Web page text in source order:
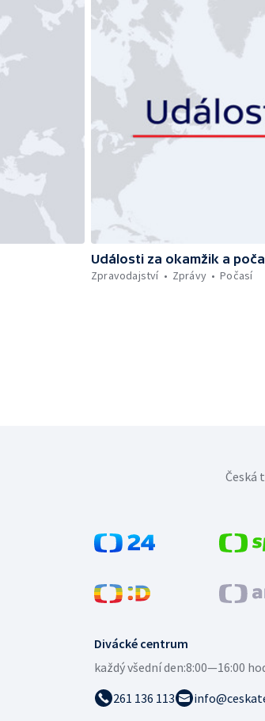
Události za okamžik a
Zpravodajství
Zprávy Počasí
Divácké centrum
každý všední den:8:00—16:00
261 136 113
Česká